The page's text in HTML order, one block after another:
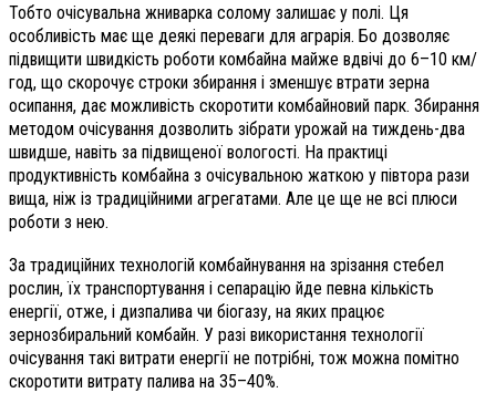
Тобто очісувальна жниварка солому залишає у полі. Ця
особливість має ще деякі переваги для аграрія. Бо дозволяє
підвищити швидкість роботи комбайна майже вдвічі до 6–10 км/
год, що скорочує строки збирання і зменшує втрати зерна
осипання, дає можливість скоротити комбайновий парк. Збирання
методом очісування дозволить зібрати урожай на тиждень-два
швидше, навіть за підвищеної вологості. На практиці
продуктивність комбайна з очісувальною жаткою у півтора рази
вища, ніж із традиційними агрегатами. Але це ще не всі плюси
роботи з нею.
За традиційних технологій комбайнування на зрізання стебел
рослин, їх транспортування і сепарацію йде певна кількість
енергії, отже, і дизпалива чи біо­газу, на яких працює
зернозбиральний комбайн. У разі використання технології
очісування такі витрати енергії не потрібні, тож можна помітно
скоротити витрату палива на 35–40%.